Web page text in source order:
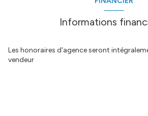
Informations
Les honoraires d'agence seront
vendeur